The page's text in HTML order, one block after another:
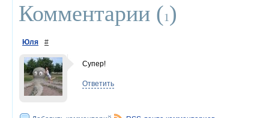
Комментарии (1)
Юля #
Супер!
Ответить